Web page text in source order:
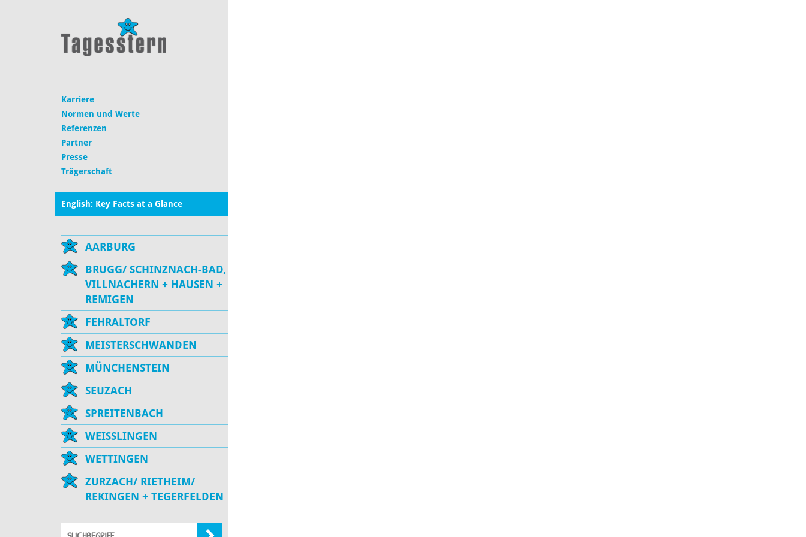
Karriere
Normen und Werte
Referenzen
Partner
Presse
Trägerschaft
English: Key Facts at a Glance
AARBURG
BRUGG/ SCHINZNACH-BAD,
VILLNACHERN + HAUSEN +
REMIGEN
FEHRALTORF
MEISTERSCHWANDEN
MÜNCHENSTEIN
SEUZACH
SPREITENBACH
WEISSLINGEN
WETTINGEN
ZURZACH/ RIETHEIM/
REKINGEN + TEGERFELDEN